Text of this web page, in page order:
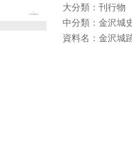
大分類：刊行物
中分類：金沢城
資料名：金沢城